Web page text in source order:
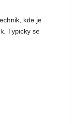
kde je
Typicky se